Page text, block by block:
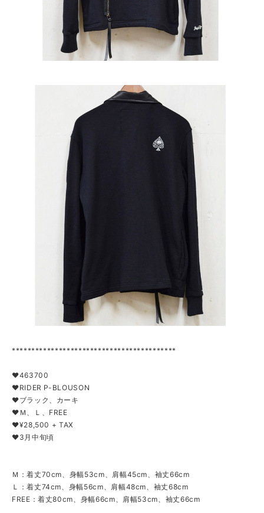
******************************************
❤463700
❤RIDER P-BLOUSON
❤ブラック、カーキ
❤Ｍ、Ｌ、FREE
❤¥28,500 + TAX
❤3月中旬頃
Ｍ：着丈70cm、身幅53cm、肩幅45cm、袖丈66cm
Ｌ：着丈74cm、身幅56cm、肩幅48cm、袖丈68cm
FREE：着丈80cm、身幅66cm、肩幅53cm、袖丈66cm